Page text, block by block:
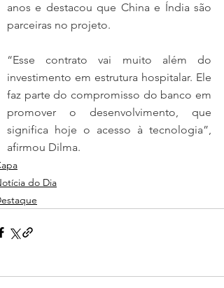
anos e destacou que China e Índia são
parceiras no projeto.
“Esse contrato vai muito além do
investimento em estrutura hospitalar. Ele
faz parte do compromisso do banco em
promover o desenvolvimento, que
significa hoje o acesso à tecnologia”,
afirmou Dilma.
do Dia